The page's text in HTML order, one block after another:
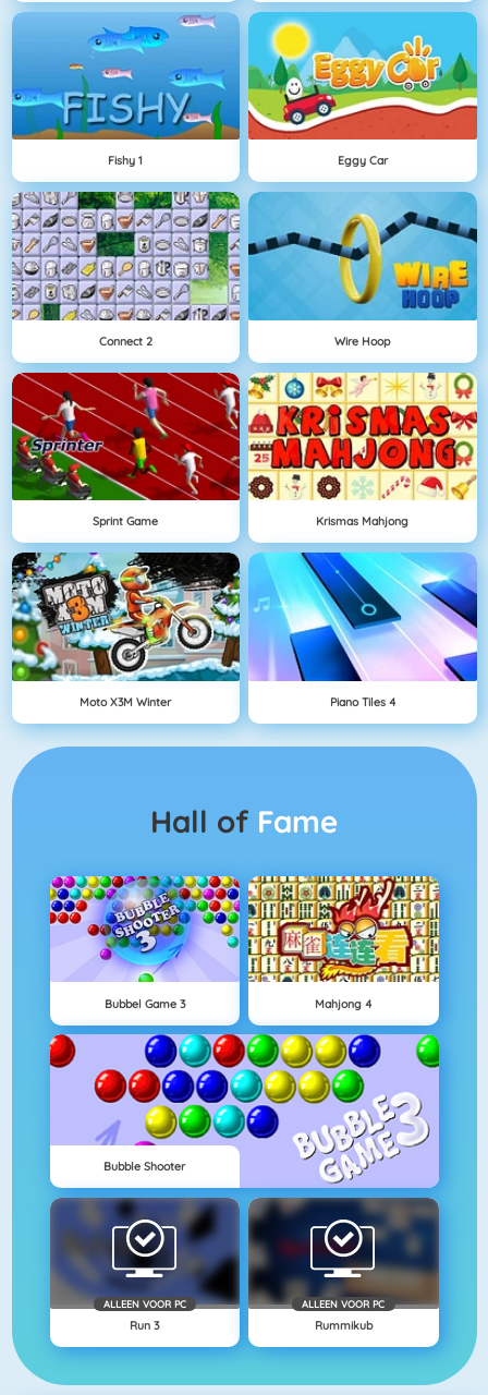
Fishy 1 Eggy Car
Connect 2 Wire Hoop
Sprint Game Krismas Mahjong
Moto X3M Winter Piano Tiles 4
Hall of Fame
Bubbel Game 3 Mahjong 4
Bubble Shooter
ALLEEN VOOR PC
Run 3
ALLEEN VOOR PC
Rummikub